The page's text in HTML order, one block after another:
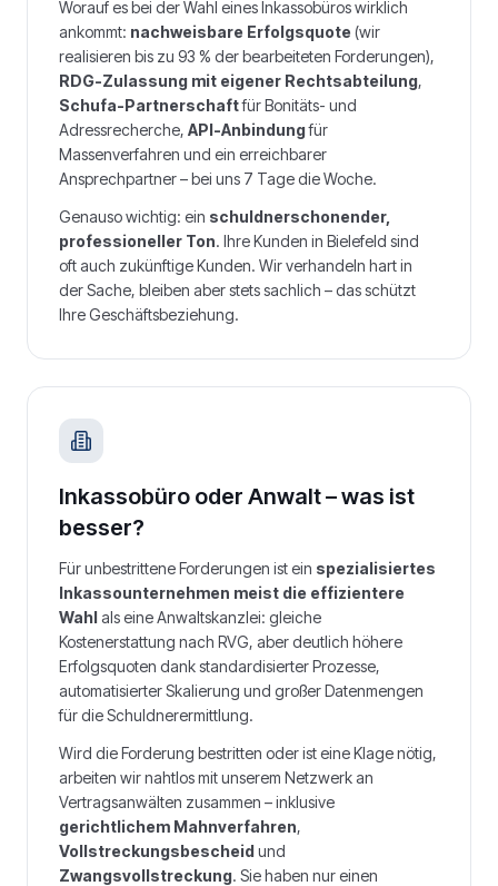
Worauf es bei der Wahl eines Inkassobüros wirklich
ankommt: nachweisbare Erfolgsquote (wir
realisieren bis zu 93 % der bearbeiteten Forderungen),
RDG-Zulassung mit eigener Rechtsabteilung,
Schufa-Partnerschaftfür Bonitäts- und
Adressrecherche, API-Anbindungfür
Massenverfahren und ein erreichbarer
Ansprechpartner – bei uns 7 Tage die Woche.
Genauso wichtig: ein schuldnerschonender,
professioneller Ton. Ihre Kunden in Bielefeld sind
oft auch zukünftige Kunden. Wir verhandeln hart in
der Sache, bleiben aber stets sachlich – das schützt
Ihre Geschäftsbeziehung.
Inkassobüro oder Anwalt – was ist
besser?
Für unbestrittene Forderungen ist ein spezialisiertes
Inkassounternehmen meist die effizientere
Wahlals eine Anwaltskanzlei: gleiche
Kostenerstattung nach RVG, aber deutlich höhere
Erfolgsquoten dank standardisierter Prozesse,
automatisierter Skalierung und großer Datenmengen
für die Schuldnerermittlung.
Wird die Forderung bestritten oder ist eine Klage nötig,
arbeiten wir nahtlos mit unserem Netzwerk an
Vertragsanwälten zusammen – inklusive
gerichtlichem Mahnverfahren,
Vollstreckungsbescheidund
Zwangsvollstreckung. Sie haben nur einen